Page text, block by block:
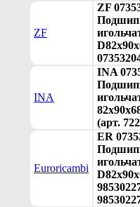
ZF
ZF
INA
INA
(арт.
Euroricambi
ER